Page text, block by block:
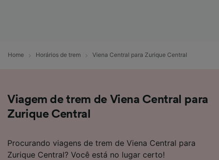
Home Horários de trem Viena Central para Zurique Central
Viagem de trem de Viena Central para
Zurique Central
Procurando viagens de trem de Viena Central para
Zurique Central? Você está no lugar certo!